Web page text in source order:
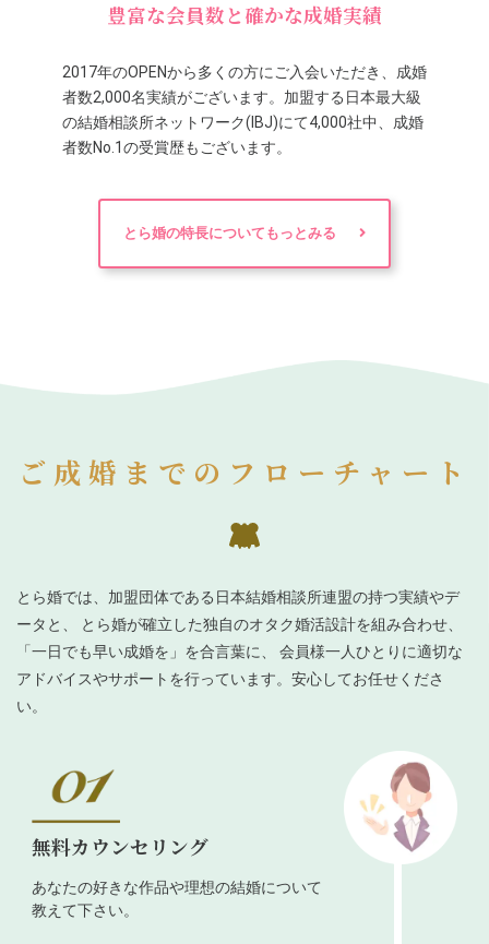
豊富な会員数と確かな成婚実績
2017年のOPENから多くの方にご入会いただき、成婚
者数2,000名実績がございます。加盟する日本最大級
の結婚相談所ネットワーク(IBJ)にて4,000社中、成婚
者数No.1の受賞歴もございます。
とら婚の特長についてもっとみる
ご成婚までのフローチャート
とら婚では、加盟団体である日本結婚相談所連盟の持つ実績やデ
ータと、 とら婚が確立した独自のオタク婚活設計を組み合わせ、
「一日でも早い成婚を」を合言葉に、 会員様一人ひとりに適切な
アドバイスやサポートを行っています。安心してお任せくださ
い。
無料カウンセリング
あなたの好きな作品や理想の結婚について
教えて下さい。